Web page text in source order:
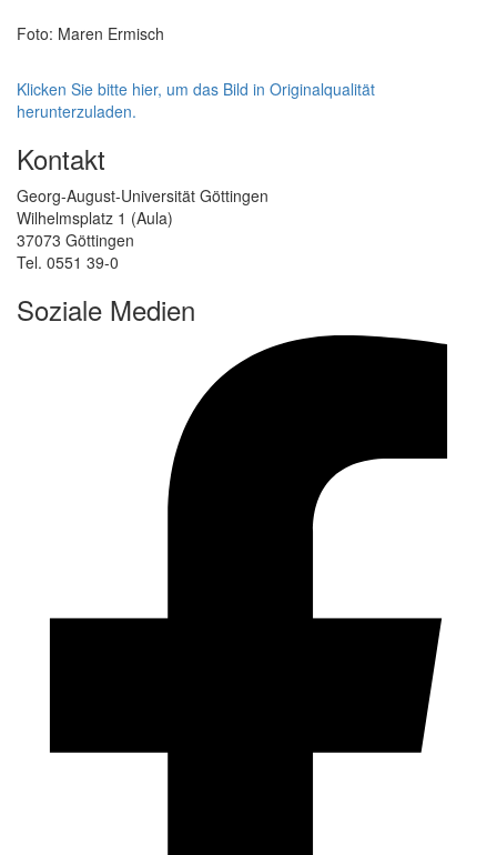
Foto: Maren Ermisch
Klicken Sie bitte hier, um das Bild in Originalqualität
herunterzuladen.
Kontakt
Georg-August-Universität Göttingen
Wilhelmsplatz 1 (Aula)
37073 Göttingen
Tel. 0551 39-0
Soziale Medien